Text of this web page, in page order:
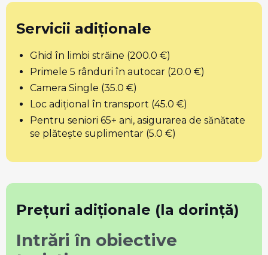
Servicii adiționale
Ghid în limbi străine (200.0 €)
Primele 5 rânduri în autocar (20.0 €)
Camera Single (35.0 €)
Loc adițional în transport (45.0 €)
Pentru seniori 65+ ani, asigurarea de sănătate
se plătește suplimentar (5.0 €)
Prețuri adiționale (la dorință)
Intrări în obiective